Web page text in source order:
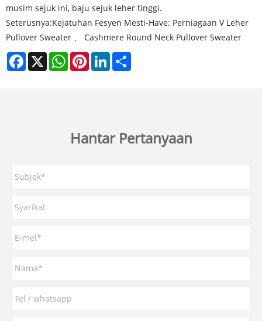
musim sejuk ini, baju sejuk leher tinggi.
Seterusnya:Kejatuhan Fesyen Mesti-Have: Perniagaan V Leher
Pullover Sweater 、 Cashmere Round Neck Pullover Sweater
Facebook
X WhatsAppPinterestLinkedIn
Hantar Pertanyaan